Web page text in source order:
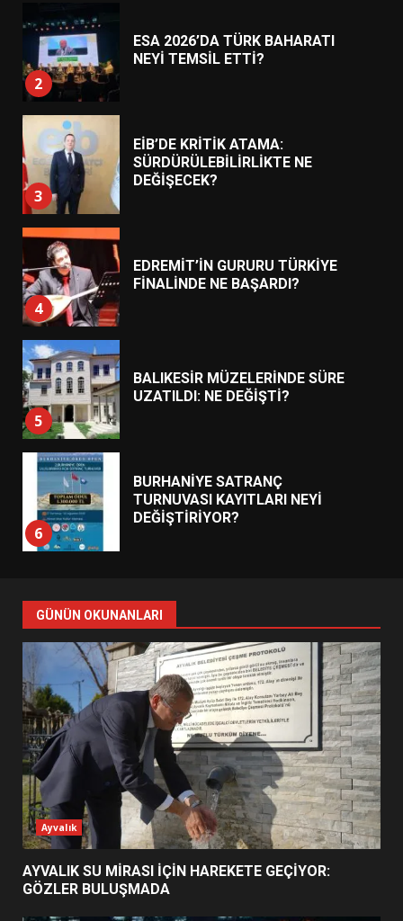
2
ESA 2026’DA TÜRK BAHARATI
NEYİ TEMSİL ETTİ?
3
EİB’DE KRİTİK ATAMA:
SÜRDÜRÜLEBİLİRLİKTE NE
DEĞİŞECEK?
4
EDREMİT’İN GURURU TÜRKİYE
FİNALİNDE NE BAŞARDI?
5
BALIKESİR MÜZELERİNDE SÜRE
UZATILDI: NE DEĞİŞTİ?
6
BURHANİYE SATRANÇ
TURNUVASI KAYITLARI NEYİ
DEĞİŞTİRİYOR?
7
YENİ YÖNETİM NASIL
ŞEKİLLENDİ?
1
AYVALIK SU MİRASI İÇİN
HAREKETE GEÇİYOR: GÖZLER
BULUŞMADA
2
ESA 2026’DA TÜRK BAHARATI
NEYİ TEMSİL ETTİ?
GÜNÜN OKUNANLARI
Ayvalık
AYVALIK SU MİRASI İÇİN HAREKETE GEÇİYOR:
GÖZLER BULUŞMADA